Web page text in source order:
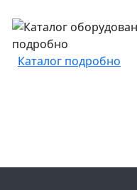
Каталог подробно